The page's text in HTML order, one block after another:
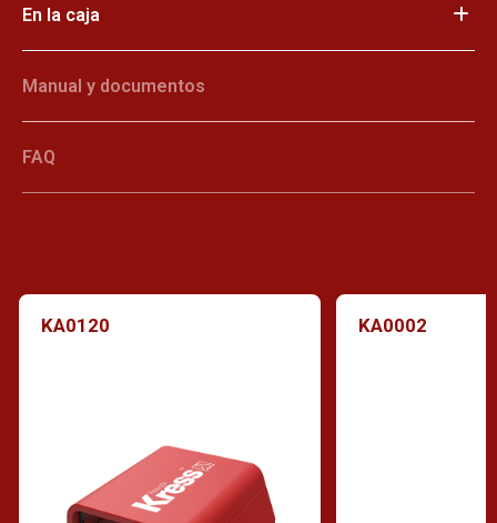
En la caja
Manual y documentos
FAQ
KA0120 KA0002